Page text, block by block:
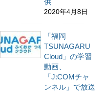
供
2020年4月8日
「福岡
TSUNAGARU
Cloud」の学習
動画、
「J:COMチャ
ンネル」で放送